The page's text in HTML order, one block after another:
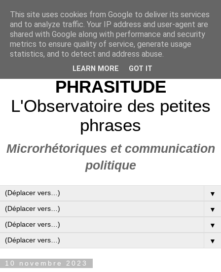
PHRASITUDE
L'Observatoire des petites
phrases
Microrhétoriques et communication
politique
▼
▼
▼
▼
10 novembre 2023
This site uses cookies from Google to deliver its services
and to analyze traffic. Your IP address and user-agent are
shared with Google along with performance and security
metrics to ensure quality of service, generate usage
statistics, and to detect and address abuse.
LEARN MORE GOT IT